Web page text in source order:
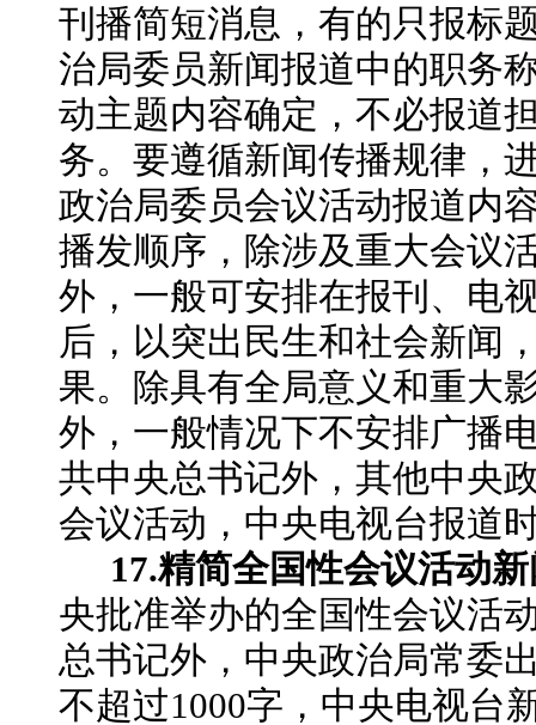
刊播简短消息，有的只报标
治局委员新闻报道中的职务
动主题内容确定，不必报道
务。要遵循新闻传播规律，
政治局委员会议活动报道内
播发顺序，除涉及重大会议
外，一般可安排在报刊、电
后，以突出民生和社会新闻
果。除具有全局意义和重大
外，一般情况下不安排广播
共中央总书记外，其他中央
会议活动，中央电视台报道
17.精简全国性会议活动
央批准举办的全国性会议活
总书记外，中央政治局常委
不超过1000字，中央电视台